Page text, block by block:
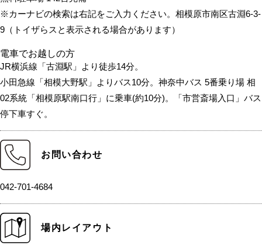
※カーナビの検索は右記をご入力ください。相模原市南区古淵6-3-
9（トイザらスと表示される場合があります）
電車でお越しの方
JR横浜線「古淵駅」より徒歩14分。
小田急線「相模大野駅」よりバス10分。神奈中バス 5番乗り場 相
02系統「相模原駅南口行」に乗車(約10分)。「市営斎場入口」バス
停下車すぐ。
お問い合わせ
042-701-4684
場内レイアウト